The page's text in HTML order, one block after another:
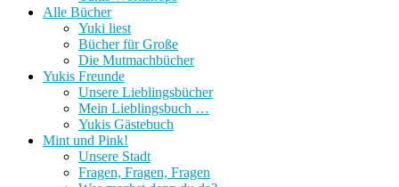
Alle Bücher
Yuki liest
Bücher für Große
Die Mutmachbücher
Yukis Freunde
Unsere Lieblingsbücher
Mein Lieblingsbuch …
Yukis Gästebuch
Mint und Pink!
Unsere Stadt
Fragen, Fragen, Fragen